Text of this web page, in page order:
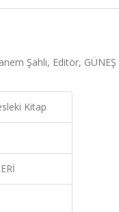
Şahlı, Editör,
Kitap